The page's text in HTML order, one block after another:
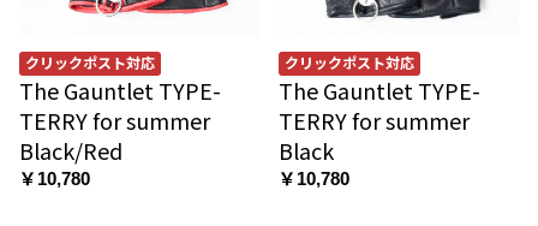
クリックポスト対応
The Gauntlet TYPE-
TERRY for summer
Black/Red
￥10,780
クリックポスト対応
The Gauntlet TYPE-
TERRY for summer
Black
￥10,780